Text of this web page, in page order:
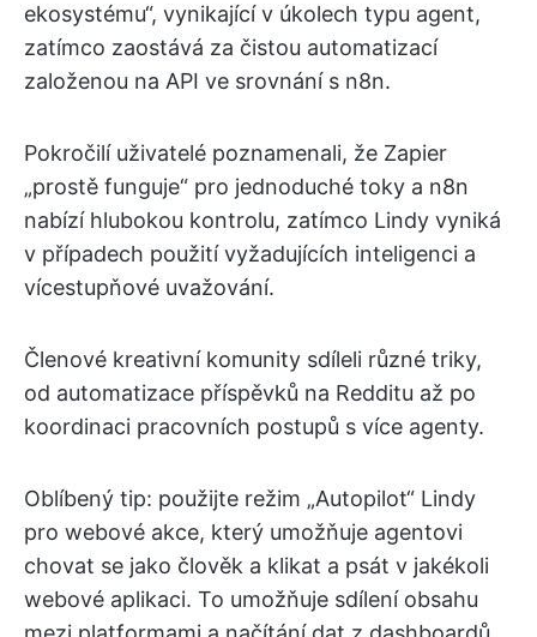
ekosystému“, vynikající v úkolech typu agent,
zatímco zaostává za čistou automatizací
založenou na API ve srovnání s n8n.
Pokročilí uživatelé poznamenali, že Zapier
„prostě funguje“ pro jednoduché toky a n8n
nabízí hlubokou kontrolu, zatímco Lindy vyniká
v případech použití vyžadujících inteligenci a
vícestupňové uvažování.
Členové kreativní komunity sdíleli různé triky,
od automatizace příspěvků na Redditu až po
koordinaci pracovních postupů s více agenty.
Oblíbený tip: použijte režim „Autopilot“ Lindy
pro webové akce, který umožňuje agentovi
chovat se jako člověk a klikat a psát v jakékoli
webové aplikaci. To umožňuje sdílení obsahu